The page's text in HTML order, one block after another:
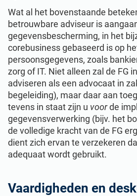
Wat al het bovenstaande
betrouwbare adviseur is
gegevensbescherming, in het
corebusiness gebaseerd is op
persoonsgegevens, zoals
zorg of IT. Niet alleen zal de FG
adviseren als een advocaat in
begeleiding), maar daar aan
tevens in staat zijn u voorde
gegevensverwerking (bijv. het
de volledige kracht van de FG
dient zich ervan te verzekeren
adequaat wordt gebruikt.
Vaardigheden en